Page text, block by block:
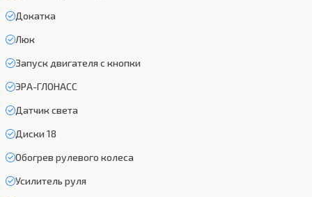
Докатка
Люк
Запуск двигателя с кнопки
ЭРА-ГЛОНАСС
Датчик света
Диски 18
Обогрев рулевого колеса
Усилитель руля